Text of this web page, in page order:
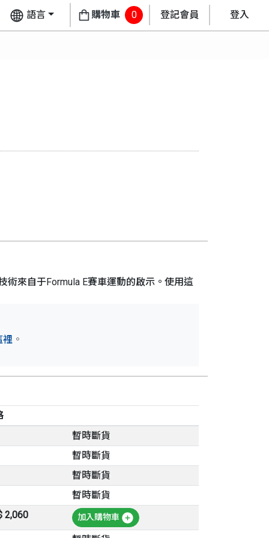
語言 購物車 0 登記會員 登入
來自于Formula E賽車運動的啟示。使用這
裡 。
暫時斷貨
暫時斷貨
暫時斷貨
暫時斷貨
2,060
加入購物車